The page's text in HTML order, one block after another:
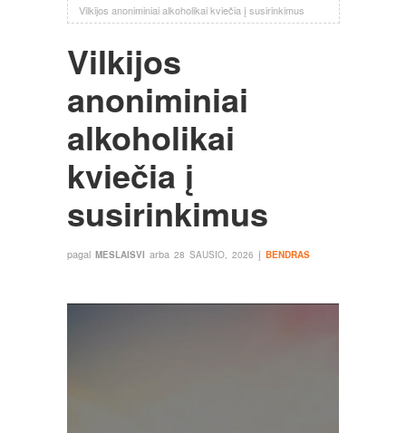
Vilkijos anoniminiai alkoholikai kviečia į susirinkimus
Vilkijos
anoniminiai
alkoholikai
kviečia į
susirinkimus
pagal MESLAISVI arba 28 SAUSIO, 2026 į BENDRAS